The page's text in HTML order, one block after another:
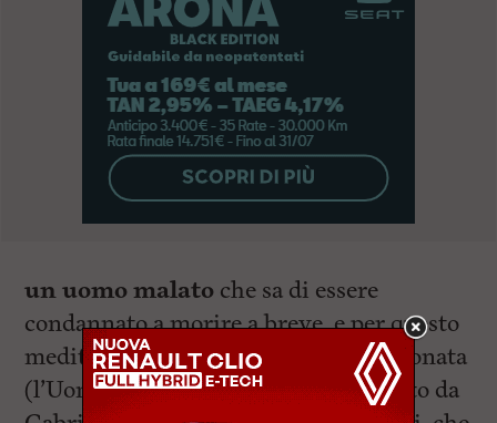
un uomo malato che sa di essere
condannato a morire a breve, e per questo
medita sulla vita con urgenza appassionata
(l’Uomo dal fiore in bocca, interpretato da